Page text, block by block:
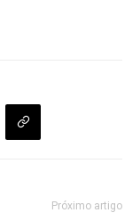
Próximo artigo